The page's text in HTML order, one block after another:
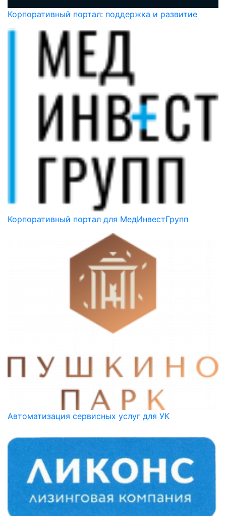
Корпоративный портал: поддержка и развитие
Корпоративный портал для МедИнвестГрупп
Автоматизация сервисных услуг для УК